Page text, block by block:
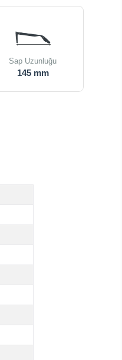
Sap Uzunluğu
145 mm